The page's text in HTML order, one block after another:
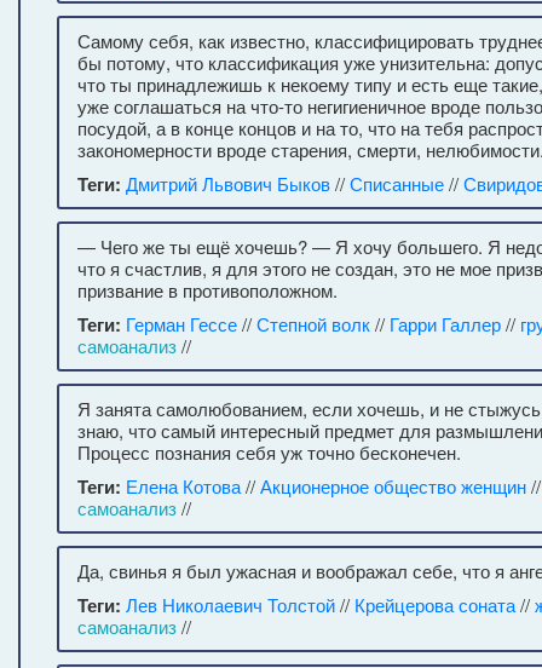
Самому себя, как известно, классифицировать
бы потому, что классификация уже унизительна:
что ты принадлежишь к некоему типу и есть еще
уже соглашаться на что-то негигиеничное вроде
посудой, а в конце концов и на то, что на тебя
закономерности вроде старения, смерти,
Теги: Дмитрий Львович Быков//Списанные//
— Чего же ты ещё хочешь? — Я хочу большего. Я
что я счастлив, я для этого не создан, это не мое
призвание в противоположном.
Теги: Герман Гессе//Степной волк// Гарри Галлер//
самоанализ//
Я занята самолюбованием, если хочешь, и не
знаю, что самый интересный предмет для
Процесс познания себя уж точно бесконечен.
Теги: Елена Котова//Акционерное общество женщин
самоанализ//
Да, свинья я был ужасная и воображал себе, что я
Теги: Лев Николаевич Толстой// Крейцерова соната//
самоанализ//